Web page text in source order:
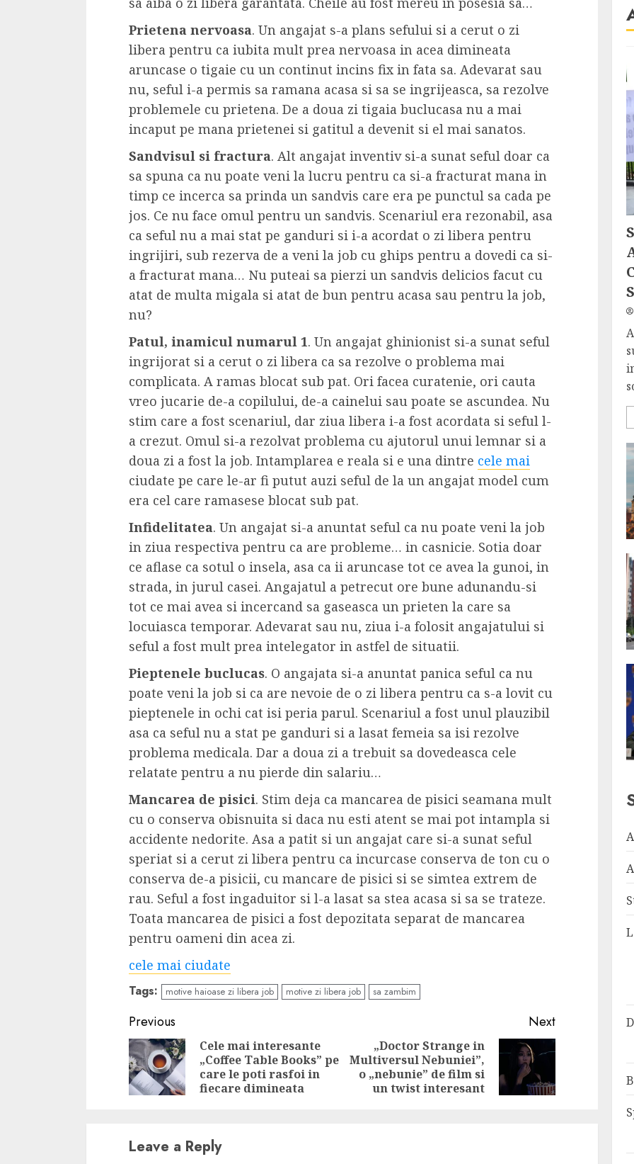
Prietena nervoasa. Un angajat s-a plans sefului si a cerut o zi
libera pentru ca iubita mult prea nervoasa in acea dimineata
aruncase o tigaie cu un continut incins fix in fata sa. Adevarat sau
nu, seful i-a permis sa ramana acasa si sa se ingrijeasca, sa rezolve
problemele cu prietena. De a doua zi tigaia buclucasa nu a mai
incaput pe mana prietenei si gatitul a devenit si el mai sanatos.
Sandvisul si fractura. Alt angajat inventiv si-a sunat seful doar ca
sa spuna ca nu poate veni la lucru pentru ca si-a fracturat mana in
timp ce incerca sa prinda un sandvis care era pe punctul sa cada pe
jos. Ce nu face omul pentru un sandvis. Scenariul era rezonabil, asa
ca seful nu a mai stat pe ganduri si i-a acordat o zi libera pentru
ingrijiri, sub rezerva de a veni la job cu ghips pentru a dovedi ca si-
a fracturat mana… Nu puteai sa pierzi un sandvis delicios facut cu
atat de multa migala si atat de bun pentru acasa sau pentru la job,
nu?
Patul, inamicul numarul 1. Un angajat ghinionist si-a sunat seful
ingrijorat si a cerut o zi libera ca sa rezolve o problema mai
complicata. A ramas blocat sub pat. Ori facea curatenie, ori cauta
vreo jucarie de-a copilului, de-a cainelui sau poate se ascundea. Nu
stim care a fost scenariul, dar ziua libera i-a fost acordata si seful l-
a crezut. Omul si-a rezolvat problema cu ajutorul unui lemnar si a
doua zi a fost la job. Intamplarea e reala si e una dintre cele mai
ciudate pe care le-ar fi putut auzi seful de la un angajat model cum
era cel care ramasese blocat sub pat.
Infidelitatea. Un angajat si-a anuntat seful ca nu poate veni la job
in ziua respectiva pentru ca are probleme… in casnicie. Sotia doar
ce aflase ca sotul o insela, asa ca ii aruncase tot ce avea la gunoi, in
strada, in jurul casei. Angajatul a petrecut ore bune adunandu-si
tot ce mai avea si incercand sa gaseasca un prieten la care sa
locuiasca temporar. Adevarat sau nu, ziua i-a folosit angajatului si
seful a fost mult prea intelegator in astfel de situatii.
Pieptenele buclucas. O angajata si-a anuntat panica seful ca nu
poate veni la job si ca are nevoie de o zi libera pentru ca s-a lovit cu
pieptenele in ochi cat isi peria parul. Scenariul a fost unul plauzibil
asa ca seful nu a stat pe ganduri si a lasat femeia sa isi rezolve
problema medicala. Dar a doua zi a trebuit sa dovedeasca cele
relatate pentru a nu pierde din salariu…
Mancarea de pisici. Stim deja ca mancarea de pisici seamana mult
cu o conserva obisnuita si daca nu esti atent se mai pot intampla si
accidente nedorite. Asa a patit si un angajat care si-a sunat seful
speriat si a cerut zi libera pentru ca incurcase conserva de ton cu o
conserva de-a pisicii, cu mancare de pisici si se simtea extrem de
rau. Seful a fost ingaduitor si l-a lasat sa stea acasa si sa se trateze.
Toata mancarea de pisici a fost depozitata separat de mancarea
pentru oameni din acea zi.
cele mai ciudate
Tags: motive haioase zi libera job motive zi libera job sa zambim
Continue
Reading
Previous
Previous
post:
Cele mai interesante
„Coffee Table Books” pe
care le poti rasfoi in
fiecare dimineata
Next
Next
post:
„Doctor Strange in
Multiversul Nebuniei”,
o „nebunie” de film si
un twist interesant
Leave a Reply